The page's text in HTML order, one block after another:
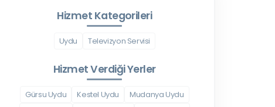
Hizmet Kategorileri
Uydu Televizyon Servisi
Hizmet Verdiği Yerler
Gürsu Uydu Kestel Uydu
Mudanya Uydu